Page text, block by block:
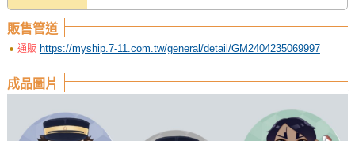
販售管道
通販 https://myship.7-11.com.tw/general/detail/GM2404235069997
成品圖片